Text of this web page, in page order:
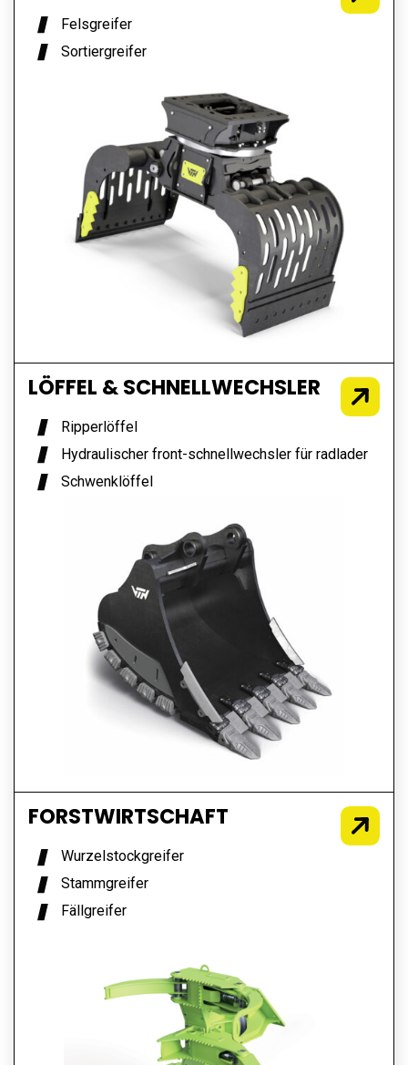
Felsgreifer
Sortiergreifer
LÖFFEL & SCHNELLWECHSLER
Ripperlöffel
Hydraulischer front-schnellwechsler für radlader
Schwenklöffel
FORSTWIRTSCHAFT
Wurzelstockgreifer
Stammgreifer
Fällgreifer